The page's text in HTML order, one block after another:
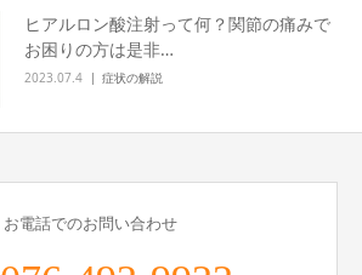
ヒアルロン酸注射って何？関節の痛みで
お困りの方は是非…
2023.07.4 症状の解説
お電話でのお問い合わせ